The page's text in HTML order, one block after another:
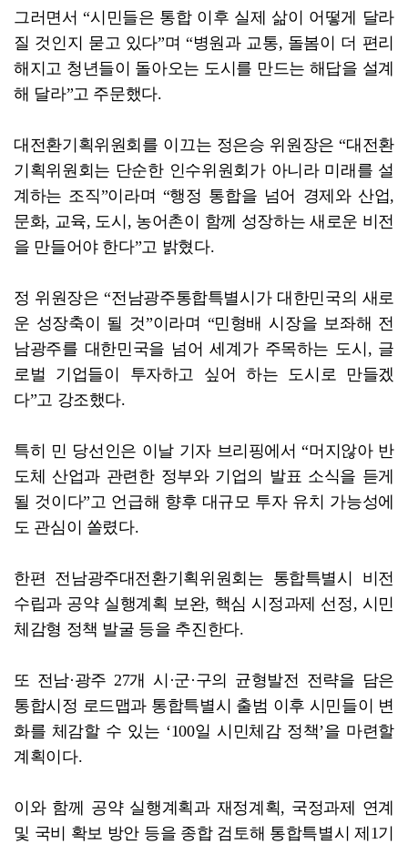
그러면서 “시민들은 통합 이후 실제 삶이 어떻게 달라
질 것인지 묻고 있다”며 “병원과 교통, 돌봄이 더 편리
해지고 청년들이 돌아오는 도시를 만드는 해답을 설계
해 달라”고 주문했다.
대전환기획위원회를 이끄는 정은승 위원장은 “대전환
기획위원회는 단순한 인수위원회가 아니라 미래를 설
계하는 조직”이라며 “행정 통합을 넘어 경제와 산업,
문화, 교육, 도시, 농어촌이 함께 성장하는 새로운 비전
을 만들어야 한다”고 밝혔다.
정 위원장은 “전남광주통합특별시가 대한민국의 새로
운 성장축이 될 것”이라며 “민형배 시장을 보좌해 전
남광주를 대한민국을 넘어 세계가 주목하는 도시, 글
로벌 기업들이 투자하고 싶어 하는 도시로 만들겠
다”고 강조했다.
특히 민 당선인은 이날 기자 브리핑에서 “머지않아 반
도체 산업과 관련한 정부와 기업의 발표 소식을 듣게
될 것이다”고 언급해 향후 대규모 투자 유치 가능성에
도 관심이 쏠렸다.
한편 전남광주대전환기획위원회는 통합특별시 비전
수립과 공약 실행계획 보완, 핵심 시정과제 선정, 시민
체감형 정책 발굴 등을 추진한다.
또 전남·광주 27개 시·군·구의 균형발전 전략을 담은
통합시정 로드맵과 통합특별시 출범 이후 시민들이 변
화를 체감할 수 있는 ‘100일 시민체감 정책’을 마련할
계획이다.
이와 함께 공약 실행계획과 재정계획, 국정과제 연계
및 국비 확보 방안 등을 종합 검토해 통합특별시 제1기